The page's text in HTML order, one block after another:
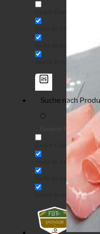
Exakte Übereinstimmung
Suche im Inhalt
Search in excerpt